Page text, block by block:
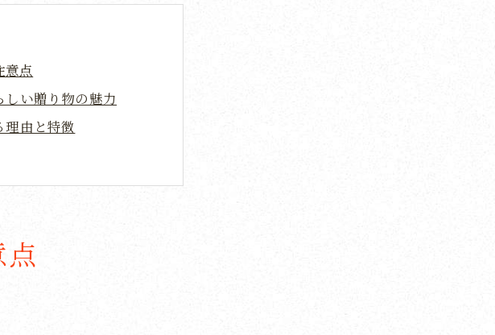
意点
い贈り物の魅力
由と特徴
びの要点
たい注意点
めのポイント
体験
感を高める方法